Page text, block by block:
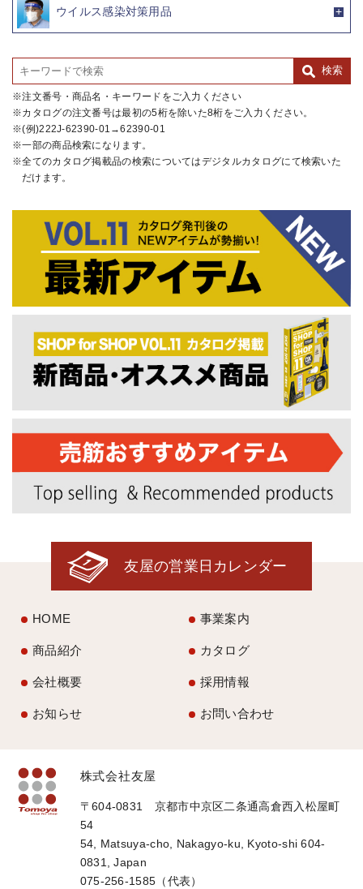
ウイルス感染対策用品
注文番号・商品名・キーワードをご入力ください
カタログの注文番号は最初の5桁を除いた8桁をご入力ください。
(例)222J-62390-01→62390-01
一部の商品検索になります。
全てのカタログ掲載品の検索についてはデジタルカタログにて検索いた
だけます。
友屋の営業日カレンダー
HOME 事業案内
商品紹介 カタログ
会社概要 採用情報
お知らせ お問い合わせ
株式会社友屋
〒604-0831 京都市中京区二条通高倉西入松屋町
54
54, Matsuya-cho, Nakagyo-ku, Kyoto-shi 604-
0831, Japan
075-256-1585（代表）